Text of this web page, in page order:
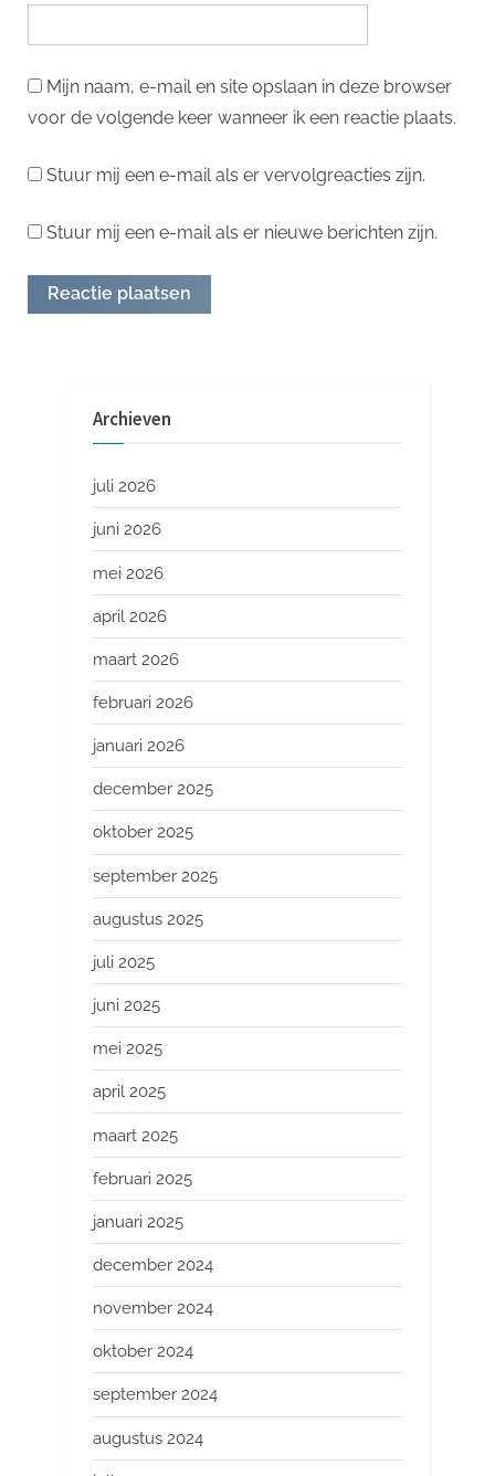
Mijn naam, e-mail en site opslaan in deze browser
voor de volgende keer wanneer ik een reactie plaats.
Stuur mij een e-mail als er vervolgreacties zijn.
Stuur mij een e-mail als er nieuwe berichten zijn.
Archieven
juli 2026
juni 2026
mei 2026
april 2026
maart 2026
februari 2026
januari 2026
december 2025
oktober 2025
september 2025
augustus 2025
juli 2025
juni 2025
mei 2025
april 2025
maart 2025
februari 2025
januari 2025
december 2024
november 2024
oktober 2024
september 2024
augustus 2024